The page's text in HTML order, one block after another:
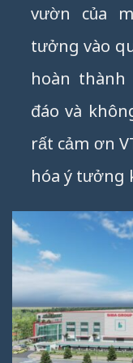
vườn của
tưởng vào
hoàn
đáo và
rất cảm ơn
hóa ý tưởng